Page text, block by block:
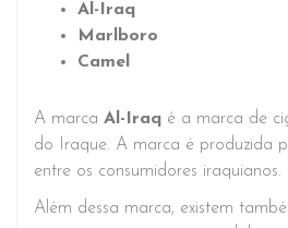
Al-Iraq
Marlboro
Camel
A marca Al-Iraq é a marca de
do Iraque. A marca é produzida
entre os consumidores iraquianos.
Além dessa marca, existem